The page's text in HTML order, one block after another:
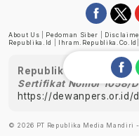
About Us Pedoman Siber
Republika.id
Ihram.republika.co.id
Republika telah
Sertifikat Nomor 1058/
https://dewanpers.or.id/
© 2026 PT Republika Media Mandiri